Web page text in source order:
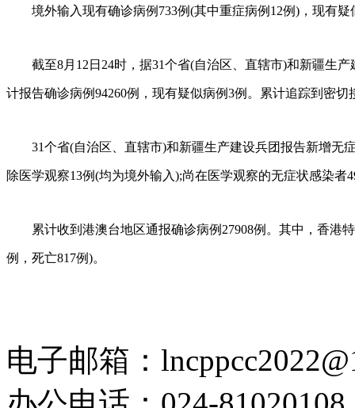
境外输入现有确诊病例733例(其中重症病例12例)，现有疑
截至8月12日24时，据31个省(自治区、直辖市)和新疆生产
计报告确诊病例94260例，现有疑似病例3例。累计追踪到密
31个省(自治区、直辖市)和新疆生产建设兵团报告新增无症
除医学观察13例(均为境外输入);尚在医学观察的无症状感染者
累计收到港澳台地区通报确诊病例27908例。其中，香港特
例，死亡817例)。
电子邮箱：